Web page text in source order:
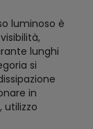
luminoso è
lunghi
si
in
utilizzo